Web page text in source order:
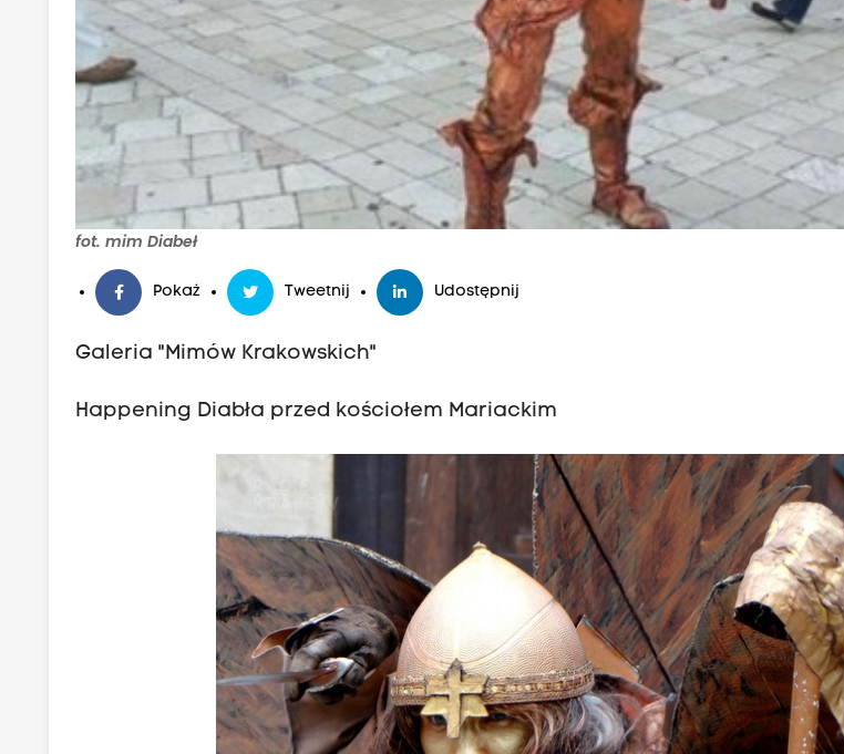
fot. mim Diabeł
Pokaż Tweetnij Udostępnij
Galeria "Mimów Krakowskich"
Happening Diabła przed kościołem Mariackim